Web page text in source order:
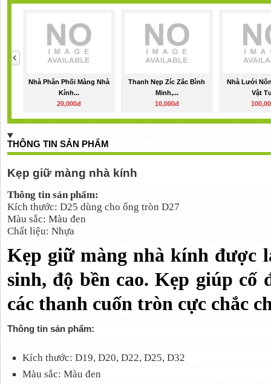
Nhà Phân Phối Màng Nhà
Kính...
20,000đ
Thanh Nẹp Zíc Zắc Bình
Minh,...
10,000đ
Nhà Lưới
Vật
THÔNG TIN SẢN PHẨM
Kẹp giữ màng nhà kính
Thông tin sản phẩm:
Kích thước: D25 dùng cho ống tròn D27
Màu sắc: Màu đen
Chất liệu: Nhựa
Kẹp giữ màng nhà kính được
sinh, độ bền cao. Kẹp giúp cố
các thanh cuốn tròn cực chắc
Thông tin sản phẩm:
Kích thước: D19, D20, D22, D25, D32
Màu sắc: Màu đen